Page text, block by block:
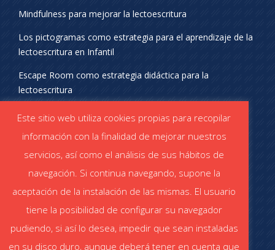
Mindfulness para mejorar la lectoescritura
Los pictogramas como estrategia para el aprendizaje de la
lectoescritura en Infantil
Escape Room como estrategia didáctica para la
lectoescritura
¡SÍGUENOS EN REDES SOCIALES!
Catálogo STABILO (PDF) Catálogo ESCOLAR (PDF)
Este sitio web utiliza cookies propias para recopilar
información con la finalidad de mejorar nuestros
servicios, así como el análisis de sus hábitos de
navegación. Si continua navegando, supone la
aceptación de la instalación de las mismas. El usuario
tiene la posibilidad de configurar su navegador
pudiendo, si así lo desea, impedir que sean instaladas
en su disco duro, aunque deberá tener en cuenta que